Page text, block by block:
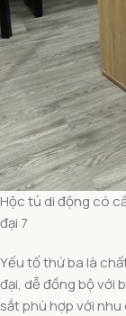
Hộc tủ di động có
đại 7
Yếu tố thứ ba là
đại, dễ đồng bộ với
sắt phù hợp với